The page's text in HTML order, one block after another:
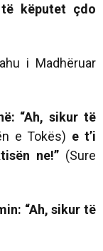
këputet çdo
i Madhëruar
“Ah, sikur të
e Tokës) e t’i
ne!”(Sure
“Ah, sikur të